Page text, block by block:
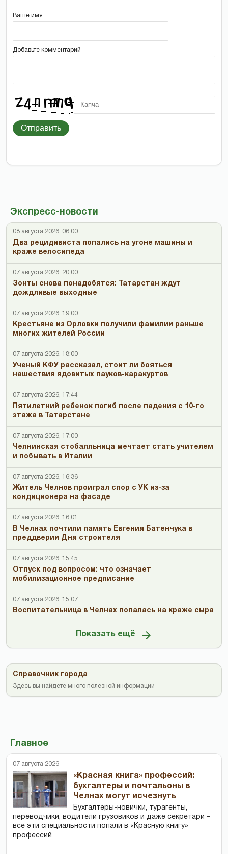
Экспресс-новости
08 августа 2026, 06:00
Два рецидивиста попались на угоне машины и
краже велосипеда
07 августа 2026, 20:00
Зонты снова понадобятся: Татарстан ждут
дождливые выходные
07 августа 2026, 19:00
Крестьяне из Орловки получили фамилии раньше
многих жителей России
07 августа 2026, 18:00
Ученый КФУ рассказал, стоит ли бояться
нашествия ядовитых пауков-каракуртов
07 августа 2026, 17:44
Пятилетний ребенок погиб после падения с 10-го
этажа в Татарстане
07 августа 2026, 17:00
Челнинская стобалльница мечтает стать учителем
и побывать в Италии
07 августа 2026, 16:36
Житель Челнов проиграл спор с УК из-за
кондиционера на фасаде
07 августа 2026, 16:01
В Челнах почтили память Евгения Батенчука в
преддверии Дня строителя
07 августа 2026, 15:45
Отпуск под вопросом: что означает
мобилизационное предписание
07 августа 2026, 15:07
Воспитательница в Челнах попалась на краже сыра
Показать ещё
Справочник города
Здесь вы найдете много полезной информации
Главное
07 августа 2026
«Красная книга» профессий:
бухгалтеры и почтальоны в
Челнах могут исчезнуть
Бухгалтеры-новички, тур­агенты,
переводчики, водители грузовиков и даже секретари –
все эти специальности попали в «Красную книгу»
профессий
Ваше имя
Добавьте комментарий
Отправить